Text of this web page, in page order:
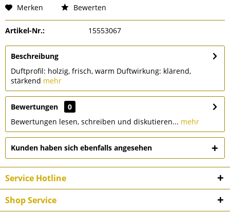
Merken Bewerten
Artikel-Nr.: 15553067
Beschreibung
Duftprofil: holzig, frisch, warm Duftwirkung: klärend,
stärkend mehr
Bewertungen
0
Bewertungen lesen, schreiben und diskutieren... mehr
Kunden haben sich ebenfalls angesehen
Service Hotline
Shop Service